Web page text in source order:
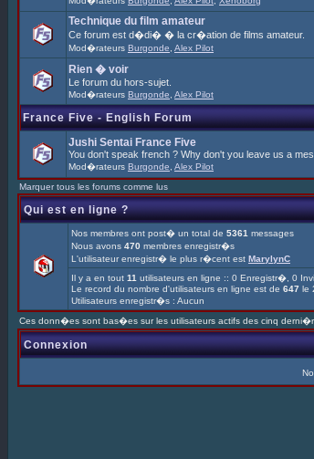
Technique du film amateur
Ce forum est d�di� � la cr�ation de films amateur.
Mod�rateurs Burgonde Alex Pilot
Rien � voir
Le forum du hors-sujet.
Mod�rateurs Burgonde Alex Pilot
France Five - English Forum
Jushi Sentai France Five
You don't speak french ? Why don't you leave us a
Mod�rateurs Burgonde Alex Pilot
Marquer tous les forums comme lus
Qui est en ligne ?
Nos membres ont post� un total de 5361 messages
Nous avons 470 membres enregistr�s
L'utilisateur enregistr� le plus r�cent est MarylynC
Il y a en tout 11 utilisateurs en ligne :: 0 Enregistr�, 0
Le record du nombre d'utilisateurs en ligne est de 647 le
Utilisateurs enregistr�s : Aucun
Ces donn�es sont bas�es sur les utilisateurs actifs des cinq
Connexion